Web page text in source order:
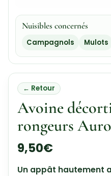
Nuisibles concernés
Campagnols Mulots
← Retour
Avoine
rongeurs
9,50€
Un appât hautement